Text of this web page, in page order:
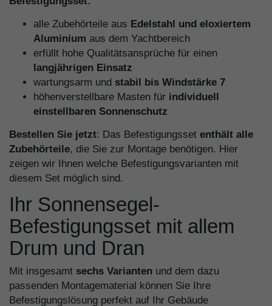
alle Zubehörteile aus Edelstahl und eloxiertem
Aluminium aus dem Yachtbereich
erfüllt hohe Qualitätsansprüche für einen
langjährigen Einsatz
wartungsarm und stabil bis Windstärke 7
höhenverstellbare Masten für individuell
einstellbaren Sonnenschutz
Bestellen Sie jetzt: Das Befestigungsset enthält alle
Zubehörteile, die Sie zur Montage benötigen. Hier
zeigen wir Ihnen welche Befestigungsvarianten mit
diesem Set möglich sind.
Ihr Sonnensegel-
Befestigungsset mit allem
Drum und Dran
Mit insgesamt sechs Varianten und dem dazu
passenden Montagematerial können Sie Ihre
Befestigungslösung perfekt auf Ihr Gebäude